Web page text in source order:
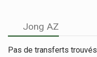
Jong AZ
Pas de transferts trouvés